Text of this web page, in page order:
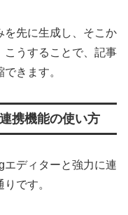
を先に生成し、そこか
こうすることで、記事
きます。
携機能の使い方
エディターと強力に連
です。